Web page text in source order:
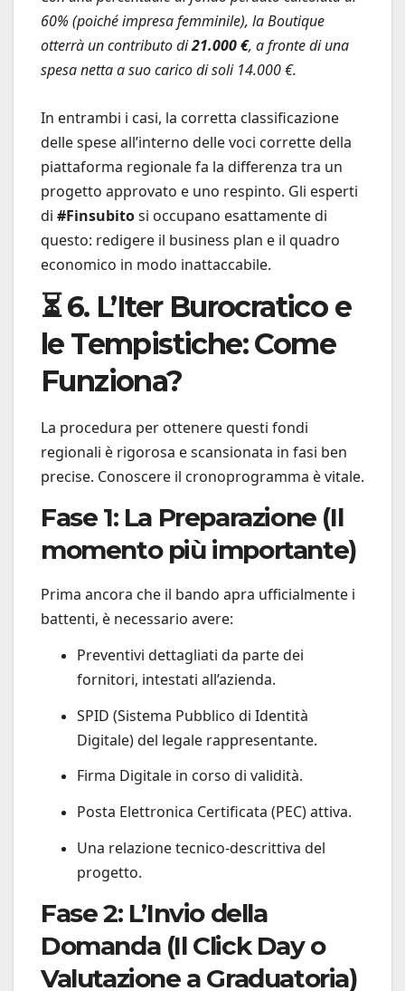
60% (poiché impresa femminile), la Boutique
otterrà un contributo di21.000 €, a fronte di una
spesa netta a suo carico di soli 14.000 €.
In entrambi i casi, la corretta classificazione
delle spese all’interno delle voci corrette della
piattaforma regionale fa la differenza tra un
progetto approvato e uno respinto. Gli esperti
di #Finsubitosi occupano esattamente di
questo: redigere il business plan e il quadro
economico in modo inattaccabile.
⏳ 6. L’Iter Burocratico e
le Tempistiche: Come
Funziona?
La procedura per ottenere questi fondi
regionali è rigorosa e scansionata in fasi ben
precise. Conoscere il cronoprogramma è vitale.
Fase 1: La Preparazione (Il
momento più importante)
Prima ancora che il bando apra ufficialmente i
battenti, è necessario avere:
Preventivi dettagliati da parte dei
fornitori, intestati all’azienda.
SPID (Sistema Pubblico di Identità
Digitale) del legale rappresentante.
Firma Digitale in corso di validità.
Posta Elettronica Certificata (PEC) attiva.
Una relazione tecnico-descrittiva del
progetto.
Fase 2: L’Invio della
Domanda (Il Click Day o
Valutazione a Graduatoria)